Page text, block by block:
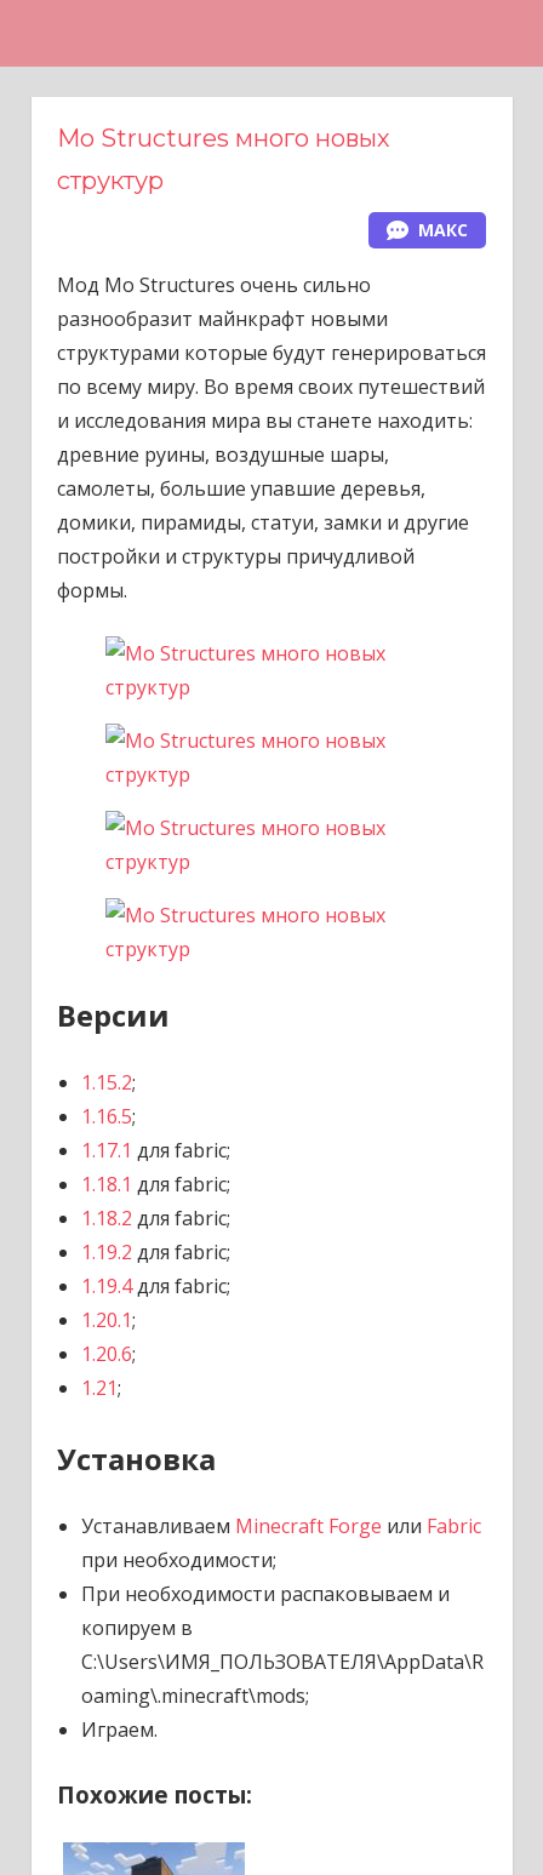
Mo Structures много новых
структур
МАКС
Мод Mo Structures очень сильно
разнообразит майнкрафт новыми
структурами которые будут генерироваться
по всему миру. Во время своих путешествий
и исследования мира вы станете находить:
древние руины, воздушные шары,
самолеты, большие упавшие деревья,
домики, пирамиды, статуи, замки и другие
постройки и структуры причудливой
формы.
Версии
1.15.2;
1.16.5;
1.17.1 для fabric;
1.18.1 для fabric;
1.18.2 для fabric;
1.19.2 для fabric;
1.19.4для fabric;
1.20.1;
1.20.6;
1.21;
Установка
Устанавливаем Minecraft Forge или Fabric
при необходимости;
При необходимости распаковываем и
копируем в
C:\Users\ИМЯ_ПОЛЬЗОВАТЕЛЯ\AppData\R
oaming\.minecraft\mods;
Играем.
Похожие посты: